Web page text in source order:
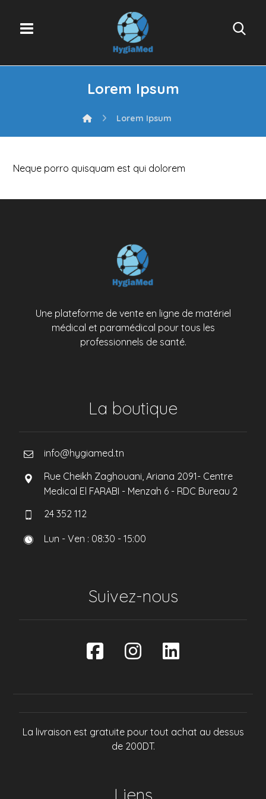
Lorem Ipsum
Lorem Ipsum
Neque porro quisquam est qui dolorem
Une plateforme de vente en ligne de matériel
médical et paramédical pour tous les
professionnels de santé.
La boutique
info@hygiamed.tn
Rue Cheikh Zaghouani, Ariana 2091- Centre
Medical El FARABI - Menzah 6 - RDC Bureau 2
24 352 112
Lun - Ven : 08:30 - 15:00
Suivez-nous
La livraison est gratuite pour tout achat au dessus
de 200DT.
Liens